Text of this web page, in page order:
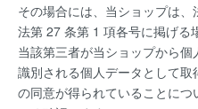
その場合には、当ショップは
法第 27 条第 1 項各号に掲げる
当該第三者が当ショップから
識別される個人データとして
の同意が得られていることに